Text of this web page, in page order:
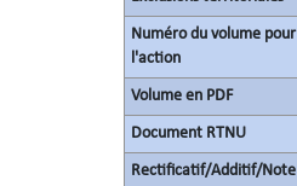
Numéro du volume pour
l'action
Volume en PDF
Document RTNU
Rectificatif/Additif/Note